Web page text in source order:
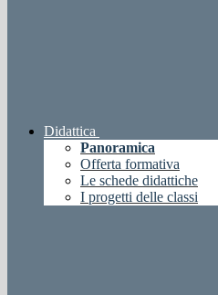
Didattica
Panoramica
Offerta formativa
Le schede didattiche
I progetti delle classi